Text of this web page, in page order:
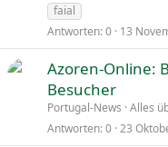
faial
Antworten 0 13
Azoren-Online:
Besucher
Portugal-News Alles
Antworten 0 23